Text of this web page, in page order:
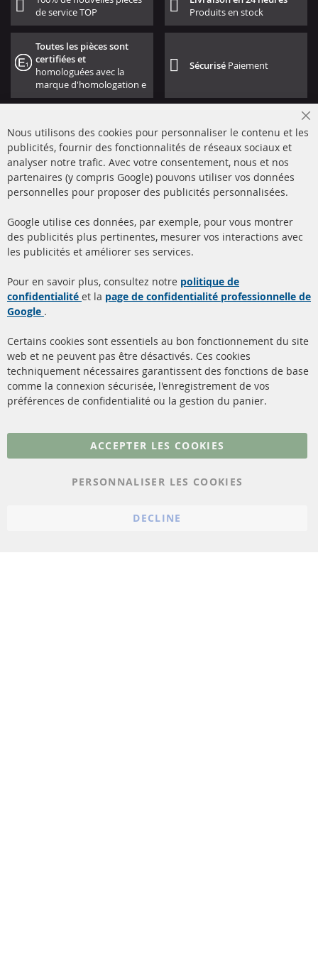
de service TOP
Produits en stock
Toutes les pièces sont
certifiées et
homologuées avec la
marque d'homologation e
Sécurisé Paiement
+49 (0) 4533 799000
info@contra-automotive.de
facebook
instagram
Filtres à particules diesel
(FPD)
Catalyseur (CAT)
Capteurs
Matériel de montage
à propos de nous
livraison
Contact
Résilier le contrat
Plus de liens
Conditions générales
Nous utilisons des cookies pour personnaliser le contenu et les
publicités, fournir des fonctionnalités de réseaux sociaux et
analyser notre trafic. Avec votre consentement, nous et nos
partenaires (y compris Google) pouvons utiliser vos données
personnelles pour proposer des publicités personnalisées.
Google utilise ces données, par exemple, pour vous montrer
des publicités plus pertinentes, mesurer vos interactions avec
les publicités et améliorer ses services.
Pour en savoir plus, consultez notre politique de
confidentialité et la page de confidentialité professionnelle de
Google .
Certains cookies sont essentiels au bon fonctionnement du site
web et ne peuvent pas être désactivés. Ces cookies
techniquement nécessaires garantissent des fonctions de base
comme la connexion sécurisée, l'enregistrement de vos
préférences de confidentialité ou la gestion du panier.
ACCEPTER LES COOKIES
PERSONNALISER LES COOKIES
DECLINE